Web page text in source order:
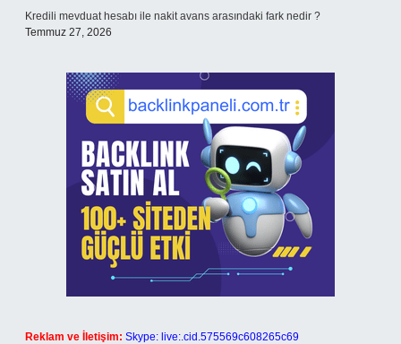
Kredili mevduat hesabı ile nakit avans arasındaki fark nedir ?
Temmuz 27, 2026
Reklam ve İletişim: Skype: live:.cid.575569c608265c69